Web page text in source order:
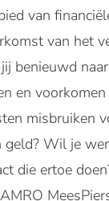
van
van het
benieuwd
en
misbruiken
Wil je
die ertoe